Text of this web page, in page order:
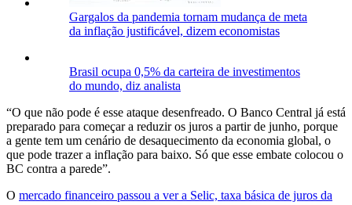
Gargalos da pandemia tornam mudança de meta
da inflação justificável, dizem economistas
Brasil ocupa 0,5% da carteira de investimentos
do mundo, diz analista
“O que não pode é esse ataque desenfreado. O Banco Central já está
preparado para começar a reduzir os juros a partir de junho, porque
a gente tem um cenário de desaquecimento da economia global, o
que pode trazer a inflação para baixo. Só que esse embate colocou o
BC contra a parede”.
O mercado financeiro passou a ver a Selic, taxa básica de juros da